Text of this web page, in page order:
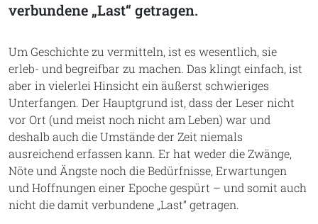
verbundene „Last“ getragen.
Um Geschichte zu vermitteln, ist es wesentlich, sie
erleb- und begreifbar zu machen. Das klingt einfach, ist
aber in vielerlei Hinsicht ein äußerst schwieriges
Unterfangen. Der Hauptgrund ist, dass der Leser nicht
vor Ort (und meist noch nicht am Leben) war und
deshalb auch die Umstände der Zeit niemals
ausreichend erfassen kann. Er hat weder die Zwänge,
Nöte und Ängste noch die Bedürfnisse, Erwartungen
und Hoffnungen einer Epoche gespürt – und somit auch
nicht die damit verbundene „Last“ getragen.